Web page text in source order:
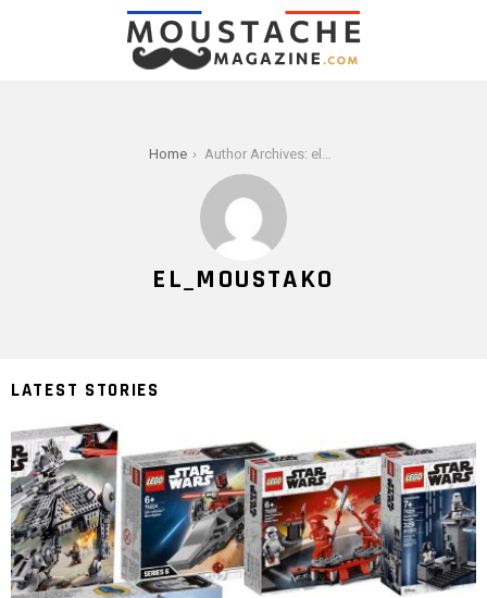
Home Author Archives: el_moustako
EL_MOUSTAKO
LATEST STORIES